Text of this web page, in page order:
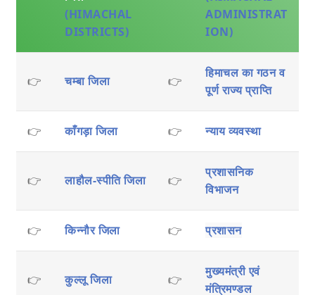
(HIMACHAL
DISTRICTS)
ADMINISTRAT
ION)
👉 चम्बा जिला 👉
हिमाचल का गठन व
पूर्ण राज्य प्राप्ति
👉 काँगड़ा जिला 👉 न्याय व्यवस्था
👉 लाहौल-स्पीति जिला 👉
प्रशासनिक
विभाजन
👉 किन्नौर जिला 👉 प्रशासन
👉 कुल्लू जिला 👉
मुख्यमंत्री एवं
मंत्रिमण्डल